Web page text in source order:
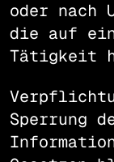
oder nach
die auf
Tätigkeit
Sperrung